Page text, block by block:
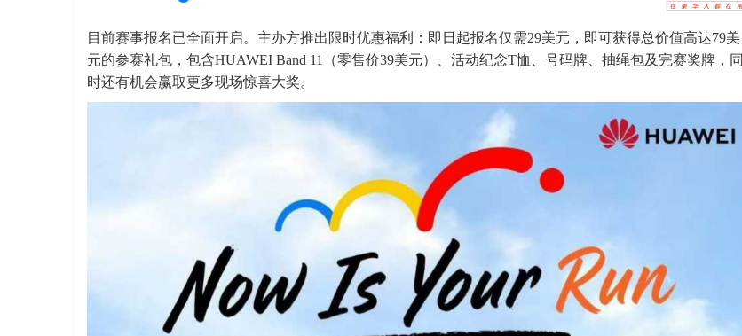
目前赛事报名已全面开启。主办方推出限时优惠福利：即日起报名仅需29美元，即可获得总价值高达79美
元的参赛礼包，包含HUAWEI Band 11（零售价39美元）、活动纪念T恤、号码牌、抽绳包及完赛奖牌，同
时还有机会赢取更多现场惊喜大奖。